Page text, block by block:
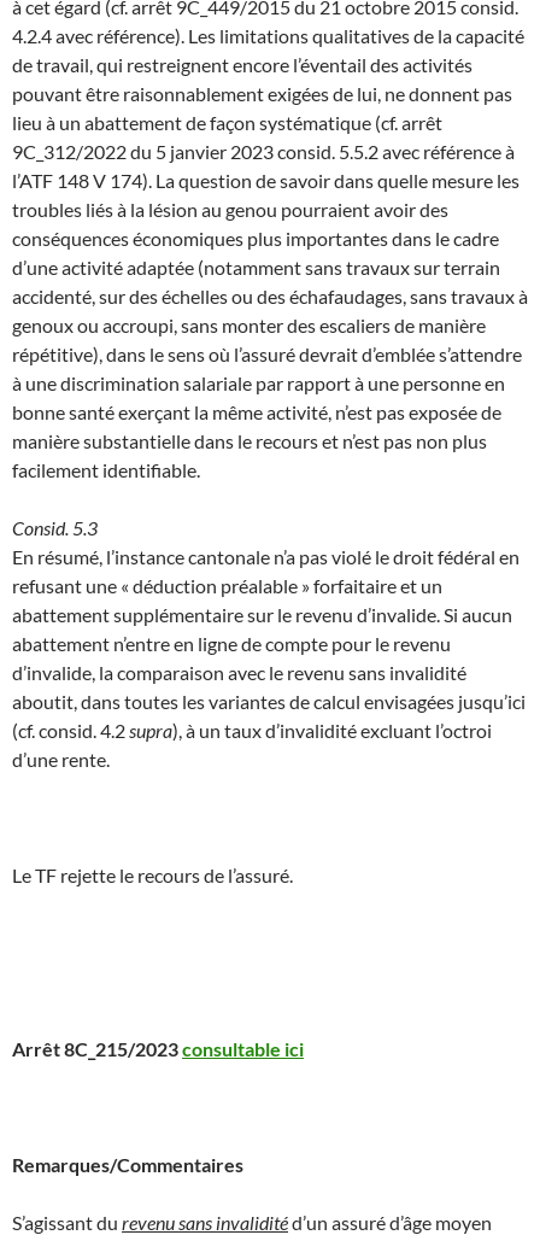
à cet égard (cf. arrêt 9C_449/2015 du 21 octobre 2015 consid.
4.2.4 avec référence). Les limitations qualitatives de la capacité
de travail, qui restreignent encore l’éventail des activités
pouvant être raisonnablement exigées de lui, ne donnent pas
lieu à un abattement de façon systématique (cf. arrêt
9C_312/2022 du 5 janvier 2023 consid. 5.5.2 avec référence à
l’ATF 148 V 174). La question de savoir dans quelle mesure les
troubles liés à la lésion au genou pourraient avoir des
conséquences économiques plus importantes dans le cadre
d’une activité adaptée (notamment sans travaux sur terrain
accidenté, sur des échelles ou des échafaudages, sans travaux à
genoux ou accroupi, sans monter des escaliers de manière
répétitive), dans le sens où l’assuré devrait d’emblée s’attendre
à une discrimination salariale par rapport à une personne en
bonne santé exerçant la même activité, n’est pas exposée de
manière substantielle dans le recours et n’est pas non plus
facilement identifiable.
Consid. 5.3
En résumé, l’instance cantonale n’a pas violé le droit fédéral en
refusant une « déduction préalable » forfaitaire et un
abattement supplémentaire sur le revenu d’invalide. Si aucun
abattement n’entre en ligne de compte pour le revenu
d’invalide, la comparaison avec le revenu sans invalidité
aboutit, dans toutes les variantes de calcul envisagées jusqu’ici
(cf. consid. 4.2 supra), à un taux d’invalidité excluant l’octroi
d’une rente.
Le TF rejette le recours de l’assuré.
Arrêt 8C_215/2023consultable ici
Remarques/Commentaires
S’agissant du revenu sans invaliditéd’un assuré d’âge moyen